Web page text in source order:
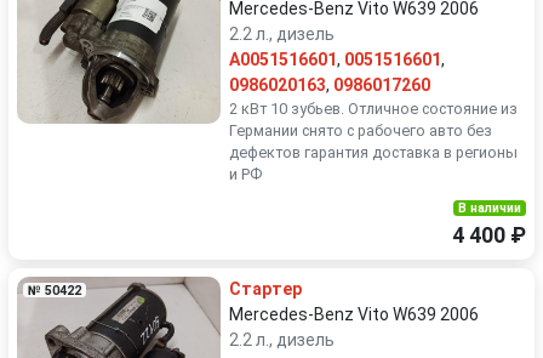
Mercedes-Benz Vito W639 2006
2.2 л., дизель
A0051516601, 0051516601,
0986020163, 0986017260
2 кВт 10 зубьев. Отличное состояние из
Германии снято с рабочего авто без
дефектов гарантия доставка в регионы
и РФ
В наличии
4 400 ₽
№ 50422
Стартер
Mercedes-Benz Vito W639 2006
2.2 л., дизель